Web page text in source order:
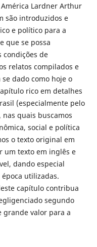
Lardner Arthur
são introduzidos e
e político para a
que se possa
condições de
relatos compilados e
dado como hoje o
rico em detalhes
(especialmente pelo
quais buscamos
social e política
o texto original em
um texto em inglês e
dando especial
utilizadas.
capítulo contribua
segundo
grande valor para a